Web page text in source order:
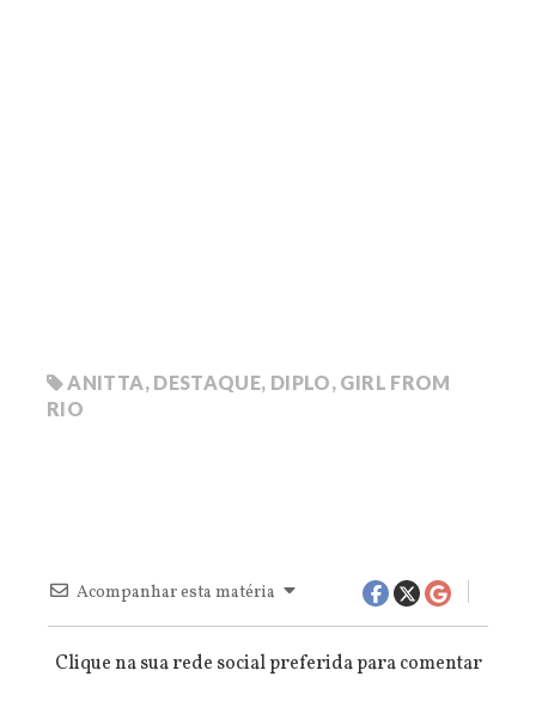
ANITTA, DESTAQUE, DIPLO, GIRL FROM
RIO
Acompanhar esta matéria
Clique na sua rede social preferida para comentar